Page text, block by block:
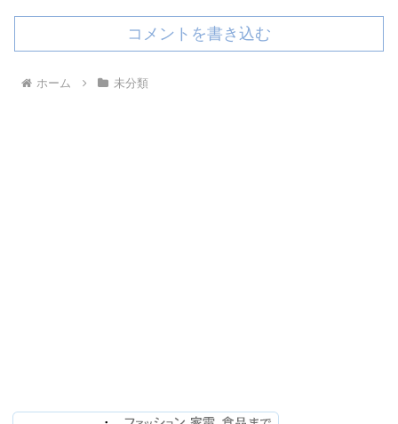
コメントを書き込む
ホーム 未分類